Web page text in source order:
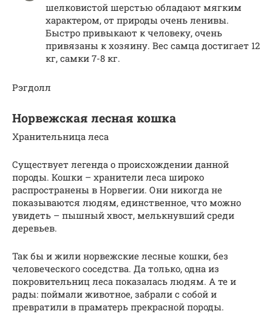
шелковистой шерстью обладают мягким
характером, от природы очень ленивы.
Быстро привыкают к человеку, очень
привязаны к хозяину. Вес самца достигает 12
кг, самки 7-8 кг.
Рэгдолл
Норвежская лесная кошка
Хранительница леса
Существует легенда о происхождении данной
породы. Кошки – хранители леса широко
распространены в Норвегии. Они никогда не
показываются людям, единственное, что можно
увидеть – пышный хвост, мелькнувший среди
деревьев.
Так бы и жили норвежские лесные кошки, без
человеческого соседства. Да только, одна из
покровительниц леса показалась людям. А те и
рады: поймали животное, забрали с собой и
превратили в праматерь прекрасной породы.